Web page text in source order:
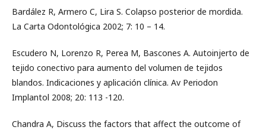
Bardález R, Armero C, Lira S. Colapso posterior de mordida.
La Carta Odontológica 2002; 7: 10 – 14.
Escudero N, Lorenzo R, Perea M, Bascones A. Autoinjerto de
tejido conectivo para aumento del volumen de tejidos
blandos. Indicaciones y aplicación clínica. Av Periodon
Implantol 2008; 20: 113 -120.
Chandra A, Discuss the factors that affect the outcome of